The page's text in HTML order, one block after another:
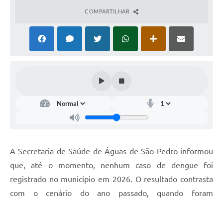
COMPARTILHAR
A Secretaria de Saúde de Águas de São Pedro informou
que, até o momento, nenhum caso de dengue foi
registrado no município em 2026. O resultado contrasta
com o cenário do ano passado, quando foram